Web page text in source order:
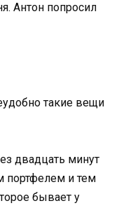
Антон попросил
такие вещи
двадцать минут
портфелем и тем
бывает у